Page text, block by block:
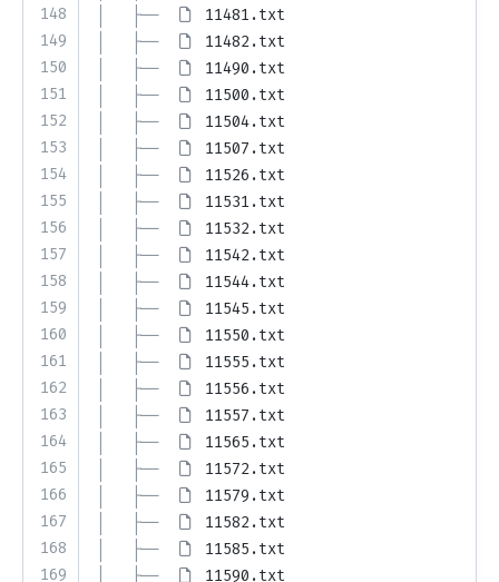
148
149
150
151
152
153
154
155
156
157
158
159
160
161
162
163
164
165
166
167
168
169
│   ├──
11481.txt
│   ├──
11482.txt
│   ├──
11490.txt
│   ├──
11500.txt
│   ├──
11504.txt
│   ├──
11507.txt
│   ├──
11526.txt
│   ├──
11531.txt
│   ├──
11532.txt
│   ├──
11542.txt
│   ├──
11544.txt
│   ├──
11545.txt
│   ├──
11550.txt
│   ├──
11555.txt
│   ├──
11556.txt
│   ├──
11557.txt
│   ├──
11565.txt
│   ├──
11572.txt
│   ├──
11579.txt
│   ├──
11582.txt
│   ├──
11585.txt
│   ├──
11590.txt